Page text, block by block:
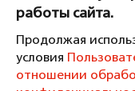
работы сайта.
Продолжая
условия
отношении